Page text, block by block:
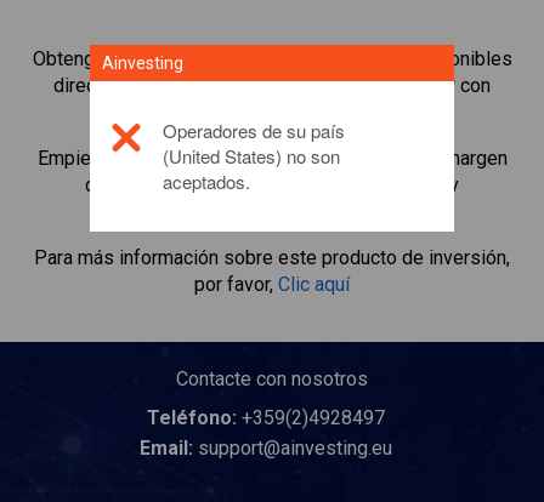
Obtenga acceso a los bonos más populares disponibles
directamente en nuestra plataforma para operar con
Empiece a operar con CFDs enShiba Inu
con un margen
de mantenimiento mínimo, mejor ejecución y
Para más información sobre este producto de inversión,
por favor, Clic aquí
Contacte con nosotros
Teléfono: +359(2)4928497
Email: support@ainvesting.eu
Ainvesting
Operadores de su país
(United States) no son
aceptados.